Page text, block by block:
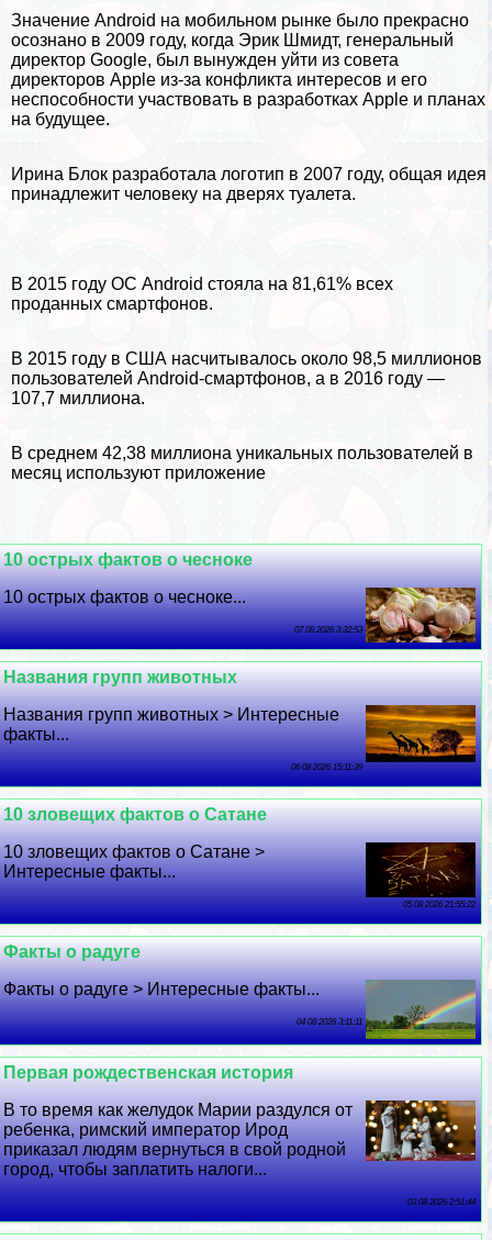
Значение Android на мобильном рынке было прекрасно
осознано в 2009 году, когда Эрик Шмидт, генеральный
директор Google, был вынужден уйти из совета
директоров Apple из-за конфликта интересов и его
неспособности участвовать в разработках Apple и планах
на будущее.
Ирина Блок разработала логотип в 2007 году, общая идея
принадлежит человеку на дверях туалета.
В 2015 году ОС Android стояла на 81,61% всех
проданных смартфонов.
В 2015 году в США насчитывалось около 98,5 миллионов
пользователей Android-смартфонов, а в 2016 году —
107,7 миллиона.
В среднем 42,38 миллиона уникальных пользователей в
месяц используют приложение
10 острых фактов о чесноке
10 острых фактов о чесноке...
07 08 2026 3:32:53
Названия групп животных
Названия групп животных > Интересные
факты...
06 08 2026 15:11:39
10 зловещих фактов о Сатане
10 зловещих фактов о Сатане >
Интересные факты...
05 08 2026 21:55:22
Факты о радуге
Факты о радуге > Интересные факты...
04 08 2026 3:11:11
Первая рождественская история
В то время как желудок Марии раздулся от
ребенка, римский император Ирод
приказал людям вернуться в свой родной
город, чтобы заплатить налоги...
03 08 2026 2:51:44